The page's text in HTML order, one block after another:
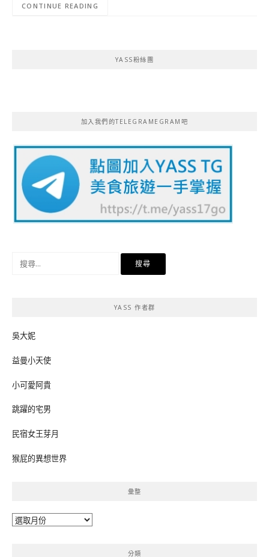
CONTINUE READING
YASS粉絲團
加入我們的TELEGRAMEGRAM吧
YASS 作者群
吳大妮
益曼小天使
小可愛阿貴
跳躍的宅男
民宿女王芽月
猴屁的異想世界
彙整
彙
分類